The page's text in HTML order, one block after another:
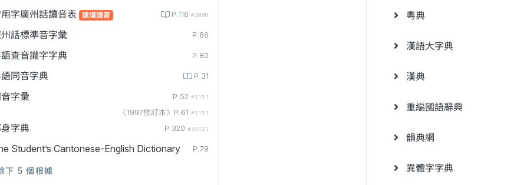
字廣州話讀音表 建議讀音 P.116 #2080
話標準音字彙 P.86
查音識字字典 P.80
同音字典 P.31
字彙 P.52 #1151
〈1997修訂本〉P.61 #1151
字典 P.320 #35423
Student’s Cantonese-English Dictionary P.79
下 5 個根據
粵典
漢語大字典
漢典
重編國語辭典
韻典網
異體字字典